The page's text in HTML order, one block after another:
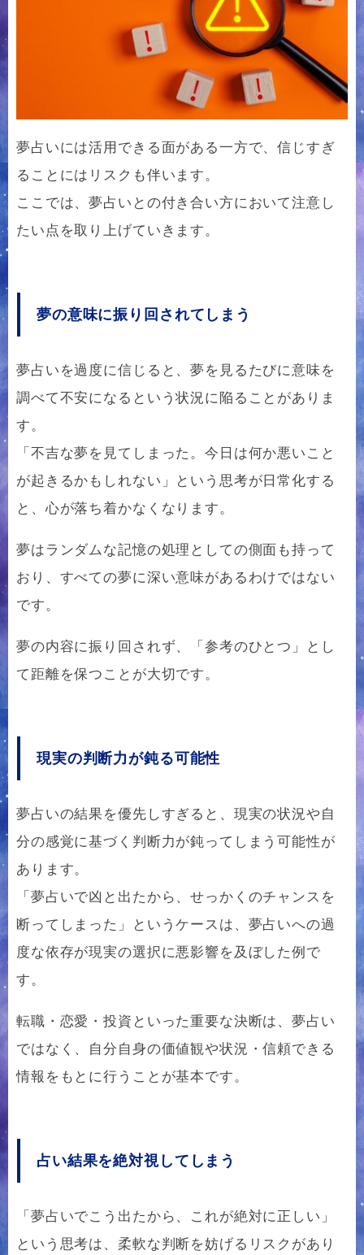
夢占いには活用できる面がある一方で、信じすぎ
ることにはリスクも伴います。
ここでは、夢占いとの付き合い方において注意し
たい点を取り上げていきます。
夢の意味に振り回されてしまう
夢占いを過度に信じると、夢を見るたびに意味を
調べて不安になるという状況に陥ることがありま
す。
「不吉な夢を見てしまった。今日は何か悪いこと
が起きるかもしれない」という思考が日常化する
と、心が落ち着かなくなります。
夢はランダムな記憶の処理としての側面も持って
おり、すべての夢に深い意味があるわけではない
です。
夢の内容に振り回されず、「参考のひとつ」とし
て距離を保つことが大切です。
現実の判断力が鈍る可能性
夢占いの結果を優先しすぎると、現実の状況や自
分の感覚に基づく判断力が鈍ってしまう可能性が
あります。
「夢占いで凶と出たから、せっかくのチャンスを
断ってしまった」というケースは、夢占いへの過
度な依存が現実の選択に悪影響を及ぼした例で
す。
転職・恋愛・投資といった重要な決断は、夢占い
ではなく、自分自身の価値観や状況・信頼できる
情報をもとに行うことが基本です。
占い結果を絶対視してしまう
「夢占いでこう出たから、これが絶対に正しい」
という思考は、柔軟な判断を妨げるリスクがあり